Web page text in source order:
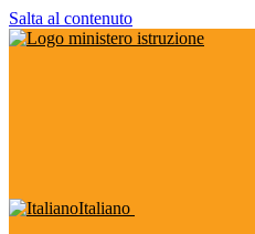
Salta al contenuto
Italiano